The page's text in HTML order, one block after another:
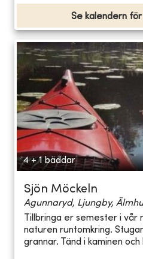
Se kalendern
4 + 1 bäddar
Sjön Möckeln
Agunnaryd, Ljungby,
Tillbringa er semester i vår
naturen runtomkring.
grannar. Tänd i kaminen och